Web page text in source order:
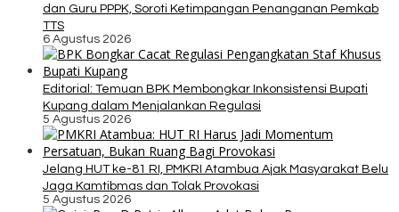
dan Guru PPPK, Soroti Ketimpangan Penanganan Pemkab
TTS
6 Agustus 2026
Editorial: Temuan BPK Membongkar Inkonsistensi Bupati
Kupang dalam Menjalankan Regulasi
5 Agustus 2026
Jelang HUT ke-81 RI, PMKRI Atambua Ajak Masyarakat Belu
Jaga Kamtibmas dan Tolak Provokasi
5 Agustus 2026